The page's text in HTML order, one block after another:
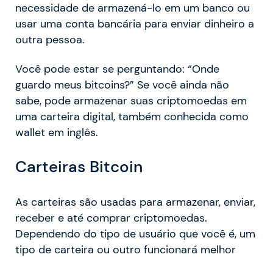
necessidade de armazená-lo em um banco ou
usar uma conta bancária para enviar dinheiro a
outra pessoa.
Você pode estar se perguntando: “Onde
guardo meus bitcoins?” Se você ainda não
sabe, pode armazenar suas criptomoedas em
uma carteira digital, também conhecida como
wallet em inglês.
Carteiras Bitcoin
As carteiras são usadas para armazenar, enviar,
receber e até comprar criptomoedas.
Dependendo do tipo de usuário que você é, um
tipo de carteira ou outro funcionará melhor